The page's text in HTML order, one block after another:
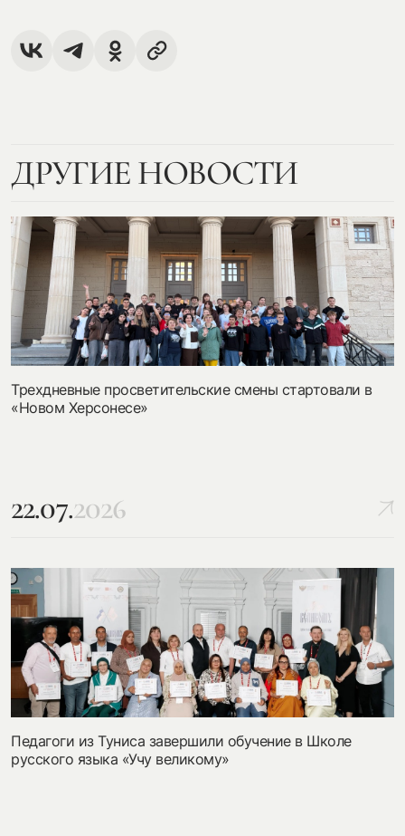
ДРУГИЕ НОВОСТИ
Трехдневные просветительские смены стартовали в
«Новом Херсонесе»
22.07.2026
Педагоги из Туниса завершили обучение в Школе
русского языка «Учу великому»